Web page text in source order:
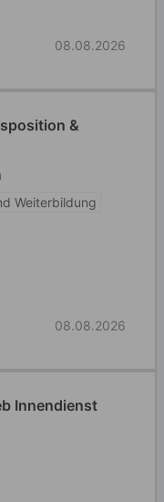
08.08.2026
&
Weiterbildung
08.08.2026
Innendienst